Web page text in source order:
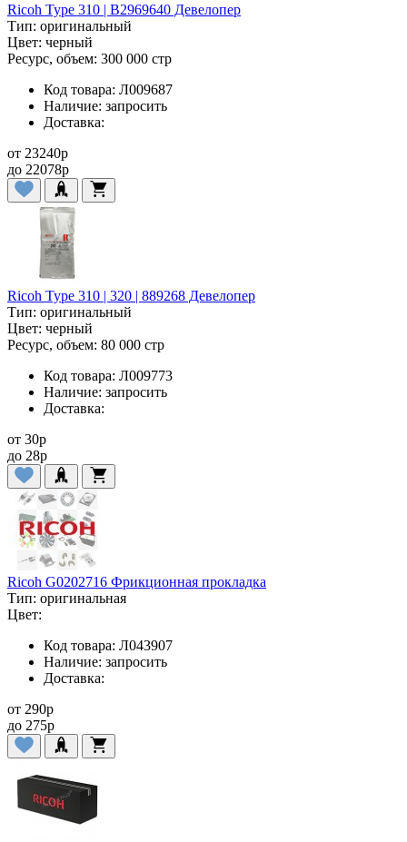
Ricoh Type 310 | B2969640 Девелопер
Тип: оригинальный
Цвет: черный
Ресурс, объем: 300 000 стр
Код товара: Л009687
Наличие: запросить
Доставка:
от 23240p
до 22078p
Ricoh Type 310 | 320 | 889268 Девелопер
Тип: оригинальный
Цвет: черный
Ресурс, объем: 80 000 стр
Код товара: Л009773
Наличие: запросить
Доставка:
от 30p
до 28p
Ricoh G0202716 Фрикционная прокладка
Тип: оригинальная
Цвет:
Код товара: Л043907
Наличие: запросить
Доставка:
от 290p
до 275p